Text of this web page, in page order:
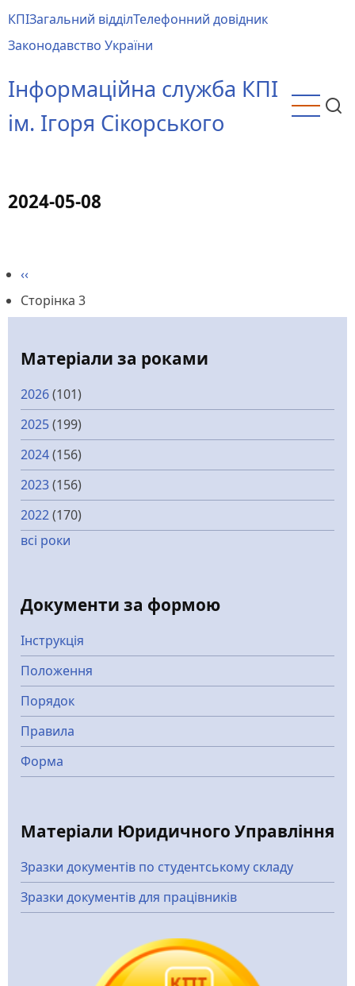
до
основного
КПІЗагальний відділТелефонний довідник
Законодавство України
Інформаційна служба КПІ
ім. Ігоря Сікорського
2024-05-08
на
Попередня
сторінка
‹‹
Сторінка 3
Матеріали за роками
2026(101)
2025(199)
2024(156)
2023(156)
2022(170)
всі роки
Документи за формою
Інструкція
Положення
Порядок
Правила
Форма
Матеріали Юридичного Управління
Зразки документів по студентському складу
Зразки документів для працівників